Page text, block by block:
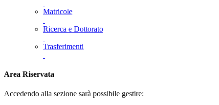
Matricole
Ricerca e Dottorato
Trasferimenti
Area Riservata
Accedendo alla sezione sarà possibile gestire: